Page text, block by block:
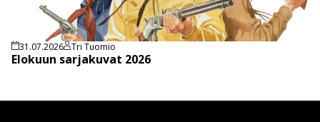
31.07.2026 Tri Tuomio
Elokuun sarjakuvat 2026